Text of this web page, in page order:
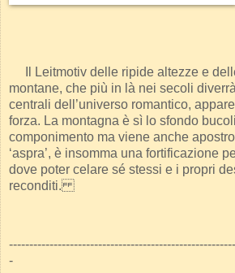
Il Leitmotiv delle ripide altezze e
montane, che più in là nei secoli
centrali dell’universo romantico,
forza. La montagna è sì lo sfondo
componimento ma viene anche
‘aspra’, è insomma una fortificazione
dove poter celare sé stessi e i propri
reconditi.
-